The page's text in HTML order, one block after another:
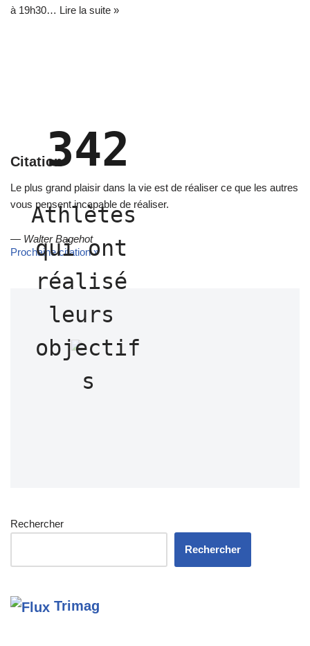
à 19h30… Lire la suite »
Citation
Le plus grand plaisir dans la vie est de réaliser ce que les autres
vous pensent incapable de réaliser.
— Walter Bagehot
Prochaine citation »
342
Athlètes
qui ont
réalisé
leurs
objectif
s
Rechercher
Rechercher
Trimag